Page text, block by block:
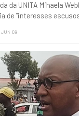
da UNITA Mihaela
de “interesses
JUN 09